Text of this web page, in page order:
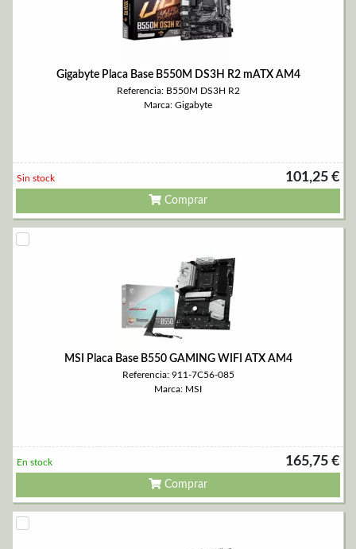
Gigabyte Placa Base B550M DS3H R2 mATX AM4
Referencia: B550M DS3H R2
Marca: Gigabyte
101,25 €
Sin stock
Comprar
MSI Placa Base B550 GAMING WIFI ATX AM4
Referencia: 911-7C56-085
Marca: MSI
165,75 €
En stock
Comprar